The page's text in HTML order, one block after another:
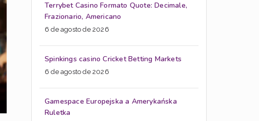
Terrybet Casino Formato Quote: Decimale,
Frazionario, Americano
6 de agosto de 2026
Spinkings casino Cricket Betting Markets
6 de agosto de 2026
Gamespace Europejska a Amerykańska
Ruletka